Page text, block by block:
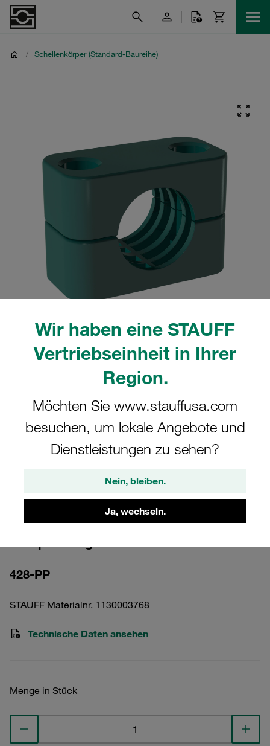
Wir haben eine STAUFF
Vertriebseinheit in Ihrer
Region.
Möchten Sie www.stauffusa.com
besuchen, um lokale Angebote und
Dienstleistungen zu sehen?
Nein, bleiben.
Ja, wechseln.
/ Schellenkörper (Standard-Baureihe)
CAD
tatsächlichen Produkt abweichen.
Schellenkörper Gr. 4 Ø28mm Standard-
Baureihe Polypropylen gerippt, mit
428-PP
STAUFF Materialnr. 1130003768
Technische Daten ansehen
Menge in Stück